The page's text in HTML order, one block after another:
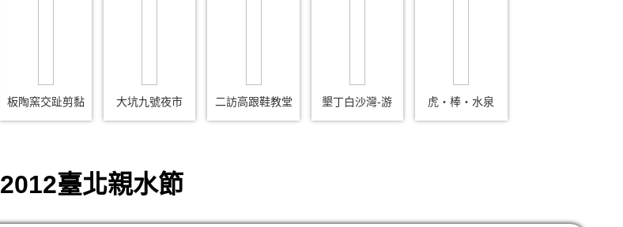
板陶窯交趾剪黏 大坑九號夜市 二訪高跟鞋教堂 墾丁白沙灣-游 虎‧棒‧水泉
2012臺北親水節